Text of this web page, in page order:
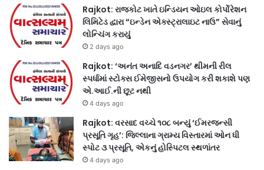
Rajkot: રાજકોટ ખાતે ઇન્ડિયન ઓઇલ કોર્પોરેશન
લિમિટેડ દ્વારા “ઇન્ડેન એક્સ્ટ્રાલાઇટ નાઉ” સેવાનું
લોન્ચિંગ કરાયું
2 days ago
Rajkot: ‘અનંત અનાદિ વડનગર’ થીમની રીલ
સ્પર્ધામાં સ્ટોક્સ ઈમેજીસનો ઉપયોગ કરી શકાશે પણ
એ.આઈ.ની છૂટ નથી
4 days ago
Rajkot: વરસાદ વચ્ચે ૧૦૮ બન્યું ‘ઈમરજન્સી
પ્રસૂતિ ગૃહ’: જિલ્લાના ગ્રામ્ય વિસ્તારમાં ઓન ધી
સ્પોટ ૩ પ્રસૂતિ, એકનું હોસ્પિટલ સ્થળાંતર
4 days ago